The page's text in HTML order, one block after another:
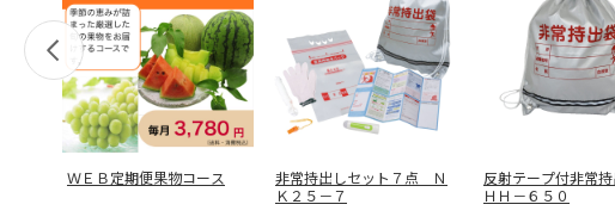
ＷＥＢ定期便果物コース
非常持出しセット７点 Ｎ
Ｋ２５－７
反射テープ付非常
ＨＨ－６５０